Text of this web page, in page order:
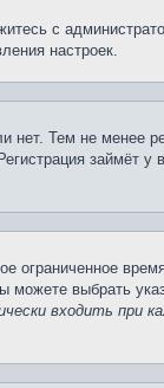
с
настроек.
нет. Тем не менее
займёт у
ограниченное
можете выбрать
входить при